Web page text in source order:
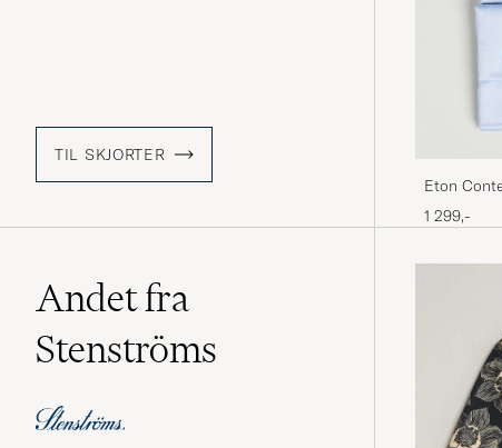
TIL SKJORTER
Eton
1 299,-
Andet fra
Stenströms